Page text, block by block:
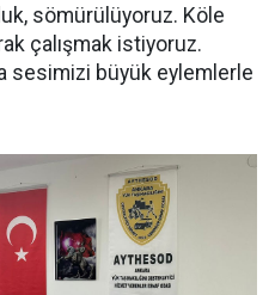
sömürülüyoruz. Köle
çalışmak istiyoruz.
sesimizi büyük eylemlerle